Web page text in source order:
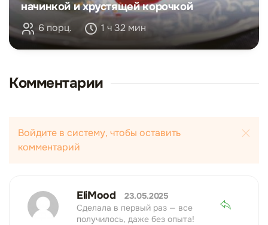
начинкой и хрустящей корочкой
6 порц. 1 ч 32 мин
Комментарии
Войдите в систему, чтобы оставить
комментарий
EliMood
23.05.2025
Сделала в первый раз — все
получилось, даже без опыта!